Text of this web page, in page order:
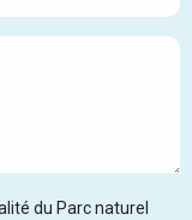
du Parc naturel